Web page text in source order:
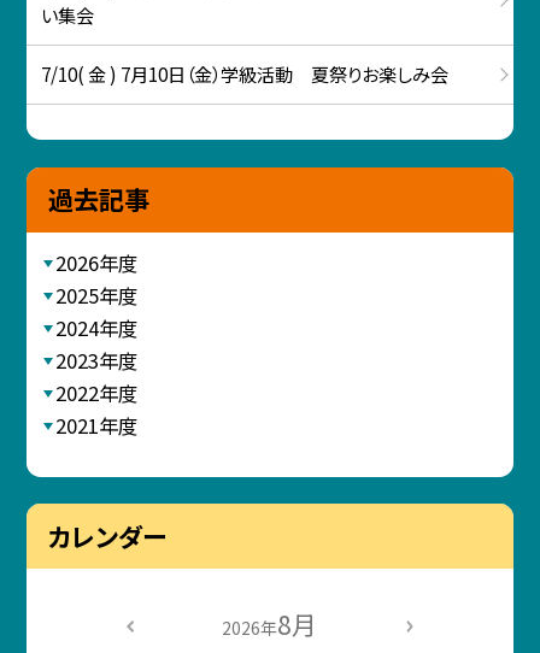
い集会
7/10( 金 ) 7月10日（金）学級活動 夏祭りお楽しみ会
過去記事
2026年度
2025年度
2024年度
2023年度
2022年度
2021年度
カレンダー
2026年8月